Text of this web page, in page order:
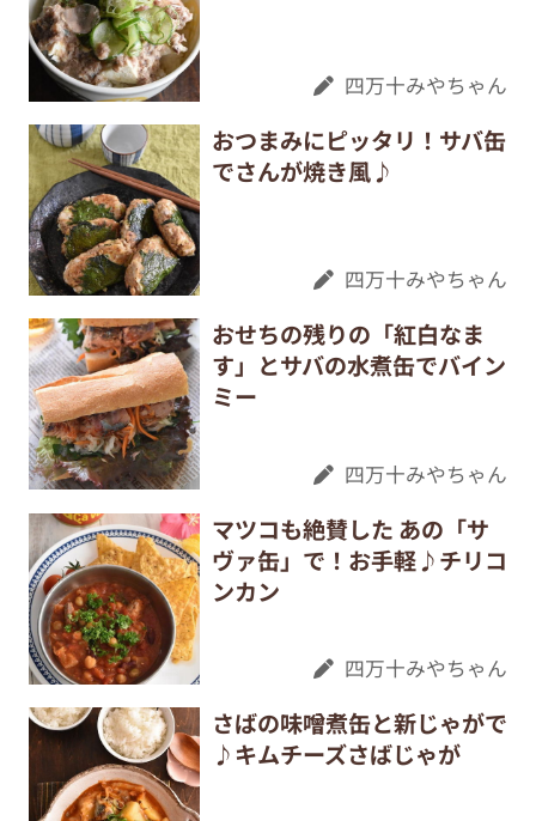
四万十みやちゃん
おつまみにピッタリ！サバ缶
でさんが焼き風♪
四万十みやちゃん
おせちの残りの「紅白なま
す」とサバの水煮缶でバイン
ミー
四万十みやちゃん
マツコも絶賛した あの「サ
ヴァ缶」で！お手軽♪チリコ
ンカン
四万十みやちゃん
さばの味噌煮缶と新じゃがで
♪キムチーズさばじゃが